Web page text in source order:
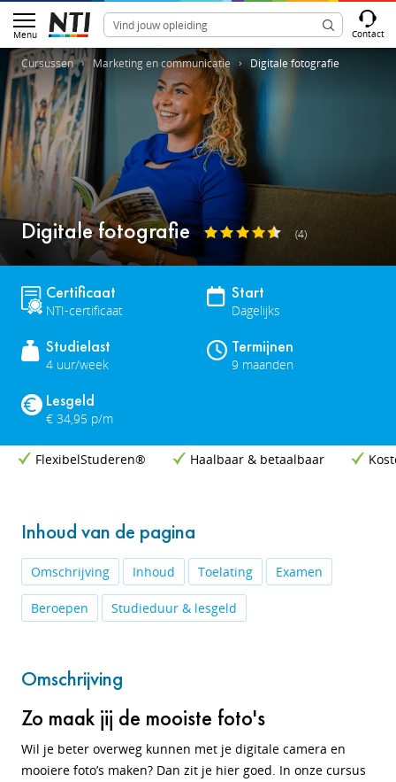
Menu Contact
Cursussen Marketing en communicatie Digitale fotografie
Digitale fotografie (4)
Certificaat
NTI-certificaat
Start
Dagelijks
Studielast
4 uur/week
Termijnen
9 maanden
Lesgeld
€ 34,95 p/m
FlexibelStuderen® Haalbaar & betaalbaar
Inhoud van de pagina
Omschrijving Inhoud Toelating Examen
Beroepen Studieduur & lesgeld
Omschrijving
Zo maak jij de mooiste foto's
Wil je beter overweg kunnen met je digitale camera en
mooiere foto’s maken? Dan zit je hier goed. In onze cursus